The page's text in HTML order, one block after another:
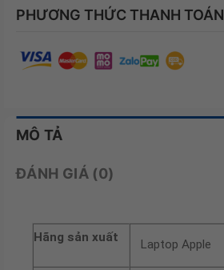
PHƯƠNG THỨC THANH TOÁN
MÔ TẢ
ĐÁNH GIÁ (0)
Hãng sản xuất Laptop Apple